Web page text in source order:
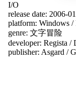
I/O
release date: 2006-
platform: Windows /
genre: 文字冒险
developer: Regista /
publisher: Asgard /